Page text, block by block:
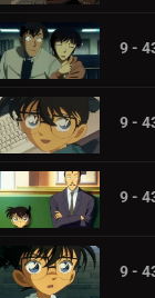
9 -
9 -
9 -
9 -